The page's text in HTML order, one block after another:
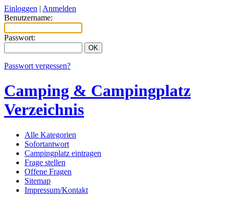
Einloggen | Anmelden
Benutzername:
Passwort:
Passwort vergessen?
Camping & Campingplatz
Verzeichnis
Alle Kategorien
Sofortantwort
Campingplatz eintragen
Frage stellen
Offene Fragen
Sitemap
Impressum/Kontakt